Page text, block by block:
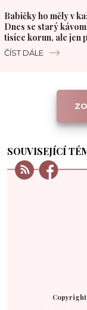
Babičky ho měly v
Dnes se starý
tisíce korun, ale jen
podmínkou
ČÍST DÁLE
SOUVISEJÍCÍ